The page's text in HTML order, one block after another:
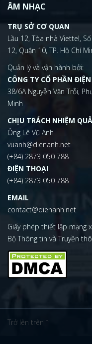
ÂM NHẠC
TRỤ SỞ CƠ QUAN
Lầu 12, Tòa nhà Viettel,
12, Quận 10, TP. Hồ Chí
Quản lý và vận hành bởi:
CÔNG TY CỔ PHẦN
38/6A Nguyễn Văn Trỗi,
Minh
CHỊU TRÁCH NHIỆM
Ông Lê Vũ Anh
vuanh@dienanh.net
(+84) 2873 050 788
ĐIỆN THOẠI
(+84) 2873 050 788
EMAIL
contact@dienanh.net
Giấy phép thiết lập mạng
Bộ Thông tin và Truyền
Trở lên trên